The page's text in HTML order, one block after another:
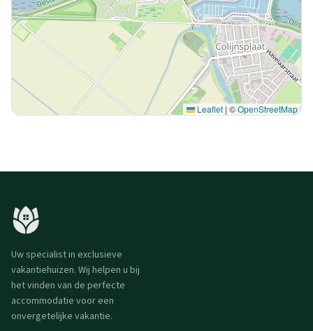
Leaflet | ©OpenStreetMap
Uw specialist in exclusieve
vakantiehuizen. Wij helpen u bij
het vinden van de perfecte
accommodatie voor een
onvergetelijke vakantie.